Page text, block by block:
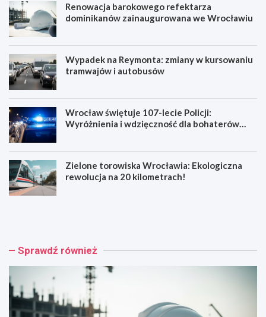
Renowacja barokowego refektarza
dominikanów zainaugurowana we Wrocławiu
Wypadek na Reymonta: zmiany w kursowaniu
tramwajów i autobusów
Wrocław świętuje 107-lecie Policji:
Wyróżnienia i wdzięczność dla bohaterów
Zielone torowiska Wrocławia: Ekologiczna
rewolucja na 20 kilometrach!
R
a
a
b
a
W
e
a
R
e
Sprawdź również